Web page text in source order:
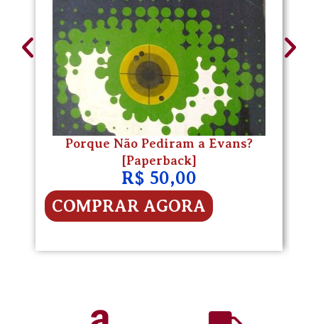
Porque Não Pediram a Evans?
[Paperback]
R$ 50,00
COMPRAR AGORA